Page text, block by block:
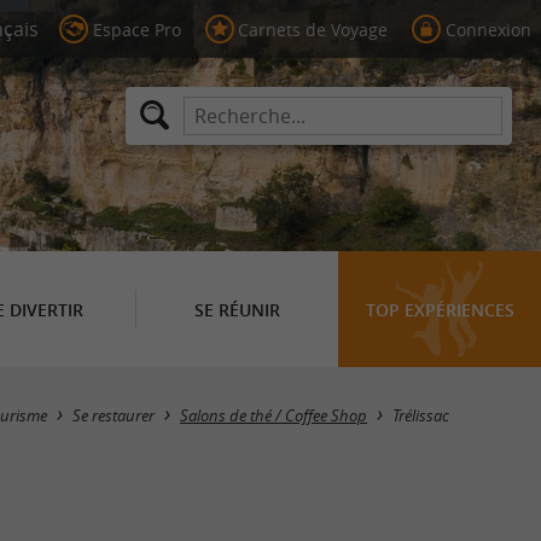
Espace Pro Carnets de Voyage Connexion
DIVERTIR SE RÉUNIR TOP EXPÉRIENCES
Masquer la carte
Se restaurer Salons de thé / Coffee Shop Trélissac